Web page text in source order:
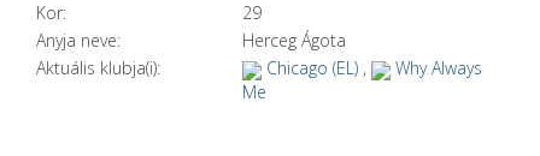
Kor:
29
Anyja neve:
Herceg Ágota
Aktuális klubja(i):
Chicago (EL),
Why Always
Me